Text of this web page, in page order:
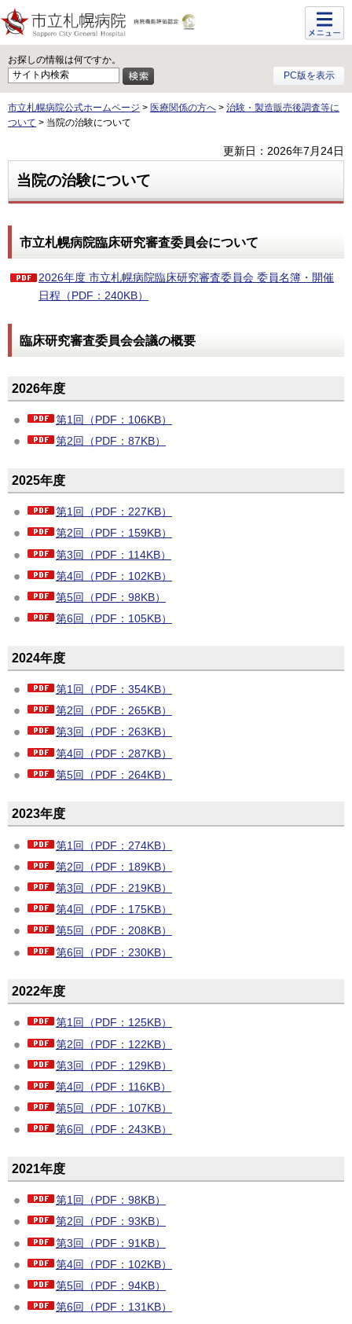
お探しの情報は何ですか。
PC版を表示
メニュ
ー
市立札幌病院公式ホームページ > 医療関係の方へ > 治験・製造販売後調査等に
ついて > 当院の治験について
更新日：2026年7月24日
当院の治験について
市立札幌病院臨床研究審査委員会について
2026年度 市立札幌病院臨床研究審査委員会 委員名簿・開催
日程（PDF：240KB）
臨床研究審査委員会会議の概要
2026年度
第1回（PDF：106KB）
第2回（PDF：87KB）
2025年度
第1回（PDF：227KB）
第2回（PDF：159KB）
第3回（PDF：114KB）
第4回（PDF：102KB）
第5回（PDF：98KB）
第6回（PDF：105KB）
2024年度
第1回（PDF：354KB）
第2回（PDF：265KB）
第3回（PDF：263KB）
第4回（PDF：287KB）
第5回（PDF：264KB）
2023年度
第1回（PDF：274KB）
第2回（PDF：189KB）
第3回（PDF：219KB）
第4回（PDF：175KB）
第5回（PDF：208KB）
第6回（PDF：230KB）
2022年度
第1回（PDF：125KB）
第2回（PDF：122KB）
第3回（PDF：129KB）
第4回（PDF：116KB）
第5回（PDF：107KB）
第6回（PDF：243KB）
2021年度
第1回（PDF：98KB）
第2回（PDF：93KB）
第3回（PDF：91KB）
第4回（PDF：102KB）
第5回（PDF：94KB）
第6回（PDF：131KB）